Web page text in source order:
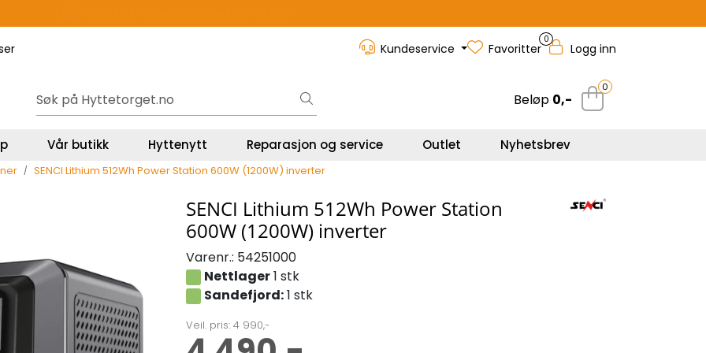
Kundeservice
0
Favoritter Logg inn
Beløp 0,-
0
Vår butikk Hyttenytt Reparasjon og service Outlet Nyhetsbrev
SENCI Lithium 512Wh Power Station 600W (1200W) inverter
SENCI Lithium 512Wh Power Station
600W (1200W) inverter
Varenr.: 54251000
Nettlager1 stk
Sandefjord:1 stk
Veil. pris: 4 990,-